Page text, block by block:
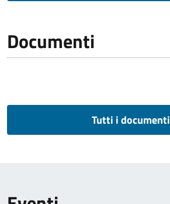
Documenti
Tutti i documenti